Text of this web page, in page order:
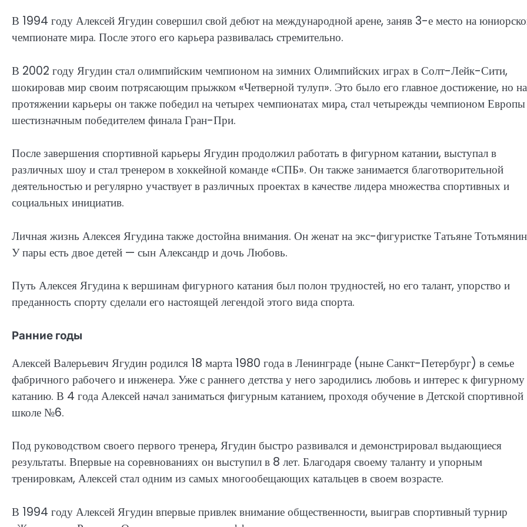
В 1994 году Алексей Ягудин совершил свой дебют на международной арене, заняв 3-е место на
чемпионате мира. После этого его карьера развивалась стремительно.
В 2002 году Ягудин стал олимпийским чемпионом на зимних Олимпийских играх в Солт-Лейк-Сити,
шокировав мир своим потрясающим прыжком «Четверной тулуп». Это было его главное достижение, но на
протяжении карьеры он также победил на четырех чемпионатах мира, стал четырежды чемпионом
шестизначным победителем финала Гран-При.
После завершения спортивной карьеры Ягудин продолжил работать в фигурном катании, выступал в
различных шоу и стал тренером в хоккейной команде «СПБ». Он также занимается благотворительной
деятельностью и регулярно участвует в различных проектах в качестве лидера множества спортивных и
социальных инициатив.
Личная жизнь Алексея Ягудина также достойна внимания. Он женат на экс-фигуристке Татьяне
У пары есть двое детей — сын Александр и дочь Любовь.
Путь Алексея Ягудина к вершинам фигурного катания был полон трудностей, но его талант, упорство и
преданность спорту сделали его настоящей легендой этого вида спорта.
Ранние годы
Алексей Валерьевич Ягудин родился 18 марта 1980 года в Ленинграде (ныне Санкт-Петербург) в семье
фабричного рабочего и инженера. Уже с раннего детства у него зародились любовь и интерес к фигурному
катанию. В 4 года Алексей начал заниматься фигурным катанием, проходя обучение в Детской спортивной
школе №6.
Под руководством своего первого тренера, Ягудин быстро развивался и демонстрировал выдающиеся
результаты. Впервые на соревнованиях он выступил в 8 лет. Благодаря своему таланту и упорным
тренировкам, Алексей стал одним из самых многообещающих катальцев в своем возрасте.
В 1994 году Алексей Ягудин впервые привлек внимание общественности, выиграв спортивный турнир